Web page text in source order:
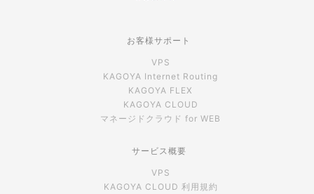
お客様サポート
VPS
KAGOYA Internet Routing
KAGOYA FLEX
KAGOYA CLOUD
マネージドクラウド for WEB
サービス概要
VPS
KAGOYA CLOUD 利用規約